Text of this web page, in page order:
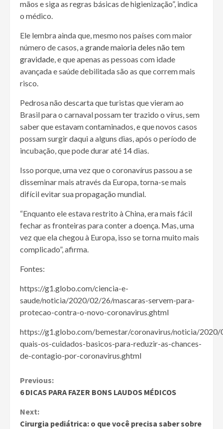
mãos e siga as regras básicas de higienização”, indica
o médico.
Ele lembra ainda que, mesmo nos países com maior
número de casos, agrande maioria deles não tem
gravidade, e que apenas as pessoas com idade
avançada e saúde debilitada são as que correm mais
risco.
Pedrosa não descarta que turistas que vieram ao
Brasil para o carnaval possam ter trazido o vírus, sem
saber que estavam contaminados, e que novos casos
possam surgir daqui a alguns dias, após o período de
incubação, que pode durar até 14 dias.
Isso porque, uma vez que o coronavírus passou a se
disseminar mais através da Europa, torna-se mais
difícil evitar sua propagação mundial.
“Enquanto ele estava restrito à China, era mais fácil
fechar as fronteiras para conter a doença. Mas, uma
vez que ela chegou à Europa, isso se torna muito mais
complicado”, afirma.
Fontes:
https://g1.globo.com/ciencia-e-
saude/noticia/2020/02/26/mascaras-servem-para-
protecao-contra-o-novo-coronavirus.ghtml
https://g1.globo.com/bemestar/coronavirus/noticia/
quais-os-cuidados-basicos-para-reduzir-as-chances-
de-contagio-por-coronavirus.ghtml
Continue
Previous:
6 DICAS PARA FAZER BONS LAUDOS MÉDICOS
Next:
Cirurgia pediátrica: o que você precisa saber sobre